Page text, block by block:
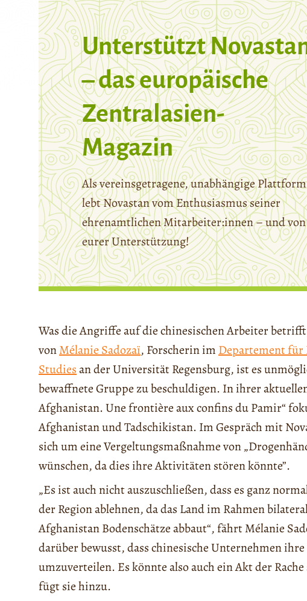
Unterstützt
– das europäische
Zentralasien-
Magazin
Als vereinsgetragene, unabhängige Plattform
lebt Novastan vom Enthusiasmus seiner
ehrenamtlichen Mitarbeiter:innen – und von
eurer Unterstützung!
Was die Angriffe auf die chinesischen Arbeiter
vonMélanie Sadozaï, Forscherin imDepartement
Studiesan der Universität Regensburg, ist es
bewaffnete Gruppe zu beschuldigen. In ihrer
Afghanistan. Une frontière aux confins du Pamir“
Afghanistan und Tadschikistan. Im Gespräch mit
sich um eine Vergeltungsmaßnahme von
wünschen, da dies ihre Aktivitäten stören könnte”.
„Es ist auch nicht auszuschließen, dass es ganz
der Region ablehnen, da das Land im Rahmen
Afghanistan Bodenschätze abbaut“, fährt Mélanie
darüber bewusst, dass chinesische Unternehmen ihre
umzuverteilen. Es könnte also auch ein Akt der Rache
fügt sie hinzu.